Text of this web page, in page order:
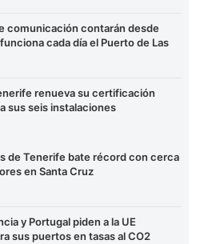
comunicación contarán desde
cada día el Puerto de Las
renueva su certificación
sus seis instalaciones
de Tenerife bate récord con cerca
en Santa Cruz
y Portugal piden a la UE
sus puertos en tasas al CO2